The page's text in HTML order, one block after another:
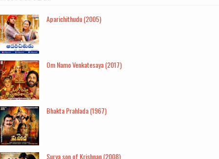
Aparichithudu (2005)
Om Namo Venkatesaya (2017)
Bhakta Prahlada (1967)
Surya son of Krishnan (2008)